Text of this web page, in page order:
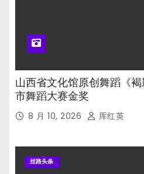
山西省文化馆原创舞蹈《褐
市舞蹈大赛金奖
8 月 10, 2026 厍红英
丝路头条